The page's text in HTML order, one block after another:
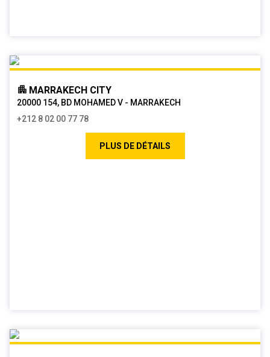
MARRAKECH CITY
20000 154, BD MOHAMED V - MARRAKECH
+212 8 02 00 77 78
PLUS DE DÉTAILS